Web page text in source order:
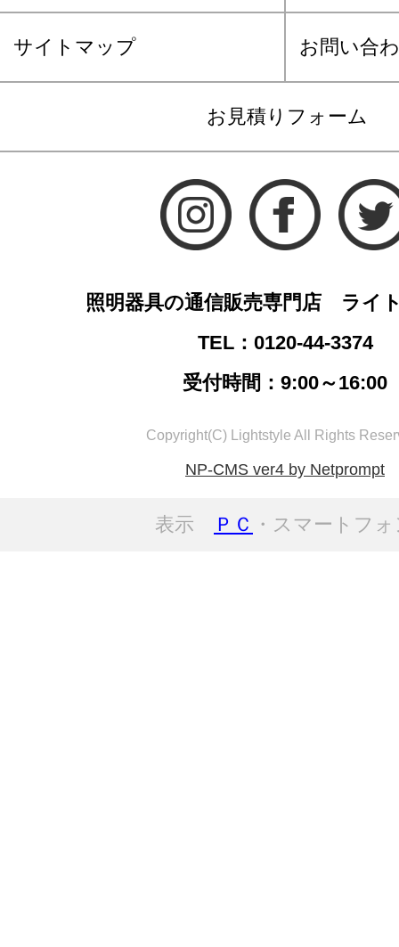
サイトマップ お問い合
お見積りフォーム
照明器具の通信販売専門店 ライ
TEL：0120-44-3374
受付時間：9:00～16:00
Copyright(C) Lightstyle All Rights
NP-CMS ver4 by Netprompt
表示 ＰＣ ・スマートフ